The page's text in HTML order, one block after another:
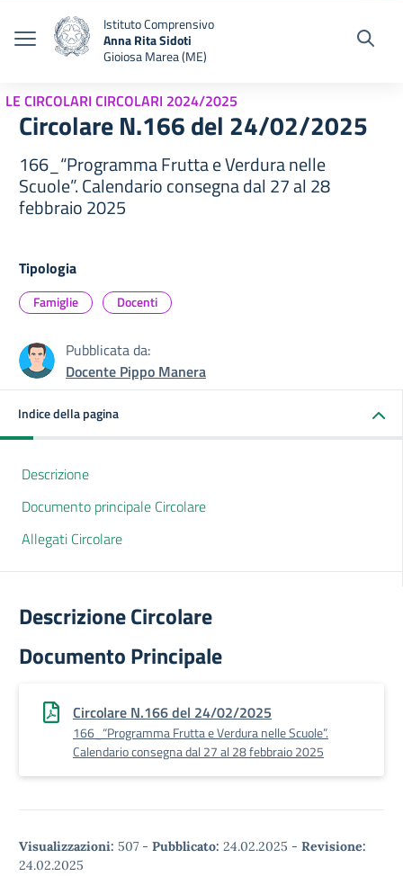
Istituto Comprensivo
Anna Rita Sidoti
Gioiosa Marea (ME)
LE CIRCOLARI CIRCOLARI 2024/2025
Circolare N.166 del 24/02/2025
166_“Programma Frutta e Verdura nelle
Scuole”. Calendario consegna dal 27 al 28
febbraio 2025
Tipologia
Famiglie Docenti
Pubblicata da:
Docente Pippo Manera
Indice della pagina
Descrizione
Documento principale Circolare
Allegati Circolare
Descrizione Circolare
Documento Principale
Circolare N.166 del 24/02/2025
166_“Programma Frutta e Verdura nelle Scuole”.
Calendario consegna dal 27 al 28 febbraio 2025
Visualizzazioni: 507 - Pubblicato: 24.02.2025 - Revisione:
24.02.2025